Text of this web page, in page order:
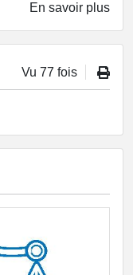
En savoir plus
Vu 77 fois